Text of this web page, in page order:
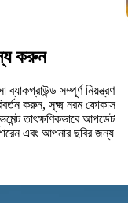
করুন
সম্পূর্ণ নিয়ন্ত্রণ
করুন, সূক্ষ্ম নরম ফোকাস
তাৎক্ষণিকভাবে আপডেট
এবং আপনার ছবির জন্য